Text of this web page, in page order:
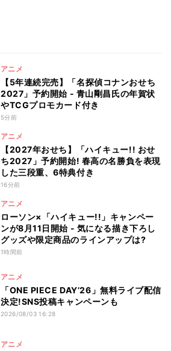
アニメ
【5年連続完売】「名探偵コナンおせち
2027」予約開始 - 青山剛昌氏の年賀状
やTCGプロモカード付き
5分前
アニメ
【2027年おせち】「ハイキュー!! おせ
ち2027」予約開始! 春高の名勝負を表現
した三段重、6特典付き
16分前
アニメ
ローソン×「ハイキュー!!」キャンペー
ンが8月11日開始 - 気になる描き下ろし
グッズや限定商品のラインアップは?
1時間前
アニメ
「ONE PIECE DAY’26」無料ライブ配信
決定!SNS投稿キャンペーンも
2026/08/03 16:28
アニメ